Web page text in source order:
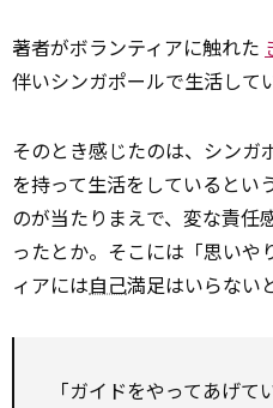
著者がボランティアに触れた
伴いシンガポールで生活して
そのとき感じたのは、シンガ
を持って生活をしているとい
のが当たりまえで、変な責任
ったとか。そこには「思いや
ィアには自己満足はいらない
「ガイドをやってあげ